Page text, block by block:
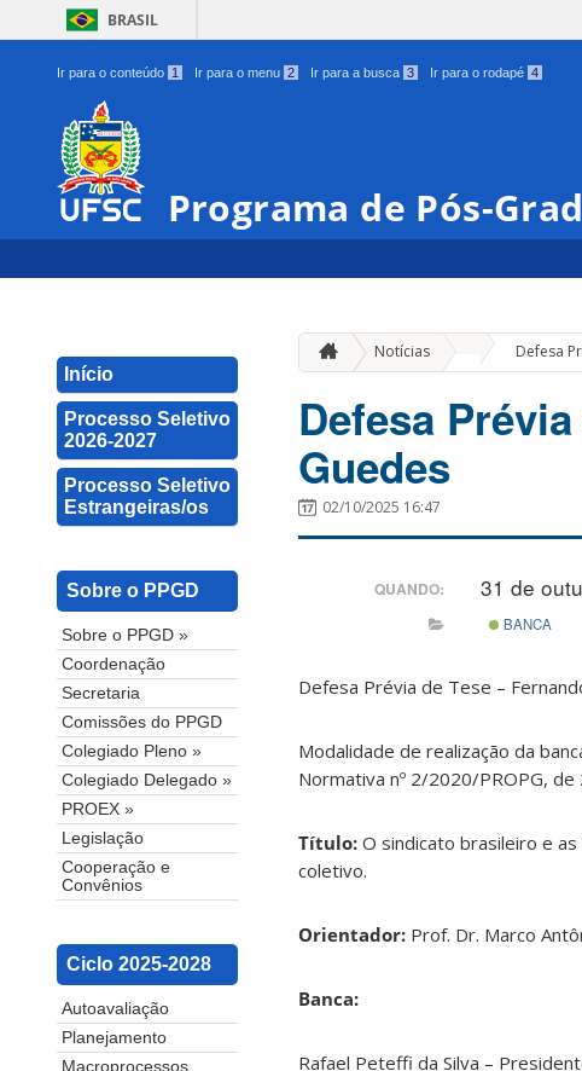
BRASIL
Ir para o conteúdo 1 Ir para o menu 2 Ir para a busca 3 Ir para o rodapé 4
Programa de Pós-
Início
Processo Seletivo
2026-2027
Processo Seletivo
Estrangeiras/os
Sobre o PPGD
Sobre o PPGD »
Coordenação
Secretaria
Comissões do PPGD
Colegiado Pleno »
Colegiado Delegado »
PROEX »
Legislação
Cooperação e
Convênios
Ciclo 2025-2028
Autoavaliação
Planejamento
Macroprocessos
Notícias Defesa
Defesa
Guedes
02/10/2025 16:47
QUANDO: 31 de
BANCA
Defesa Prévia de Tese –
Modalidade de realização da
Normativa nº 2/2020/PROPG,
Título: O sindicato brasileiro e
coletivo.
Orientador: Prof. Dr. Marco
Banca:
Rafael Peteffi da Silva –